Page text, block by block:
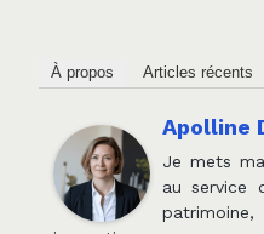
À propos Articles récents
Apolline
Je mets
au service